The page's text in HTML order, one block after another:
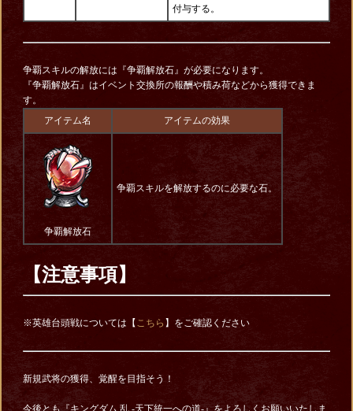
付与する。
争覇スキルの解放には『争覇解放石』が必要になります。
『争覇解放石』はイベント交換所の報酬や積み荷などから獲得できま
す。
アイテム名
アイテムの効果
争覇解放石
争覇スキルを解放するのに必要な石。
【注意事項】
※英雄台頭戦については【 こちら 】をご確認ください
新規武将の獲得、覚醒を目指そう！
今後とも『キングダム 乱 -天下統一への道-』をよろしくお願いいたしま